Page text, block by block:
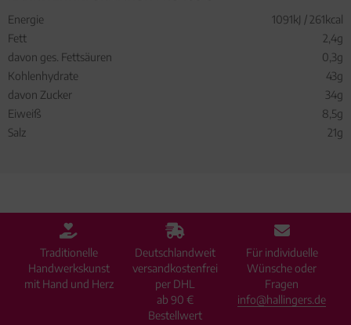
Energie
1091kJ / 261kcal
Fett
2,4g
davon ges. Fettsäuren
0,3g
Kohlenhydrate
43g
davon Zucker
34g
Eiweiß
8,5g
Salz
21g
Traditionelle
Handwerkskunst
mit Hand und Herz
Deutschlandweit
versandkostenfrei
per DHL
ab 90 €
Bestellwert
Für individuelle
Wünsche oder
Fragen
info@hallingers.de